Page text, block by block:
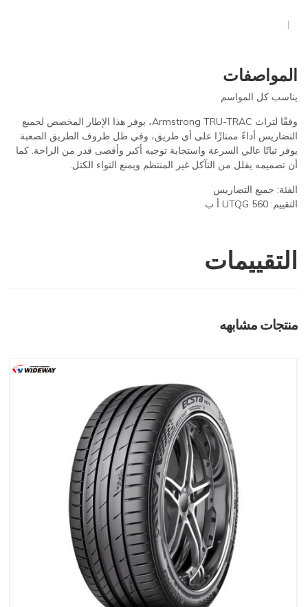
المواصفات
يناسب كل المواسم
وفقًا لتراث Armstrong TRU-TRAC، يوفر هذا الإطار المخصص لجميع
التضاريس أداءً ممتازًا على أي طريق، وفي ظل ظروف الطريق الصعبة
يوفر ثباتًا عالي السرعة واستجابة توجيه أكبر وأقصى قدر من الراحة. كما
أن تصميمه يقلل من التآكل غير المنتظم ويمنع التواء الكتل.
الفئة: جميع التضاريس
التقييم: UTQG 560 أ ب
التقييمات
منتجات مشابهه